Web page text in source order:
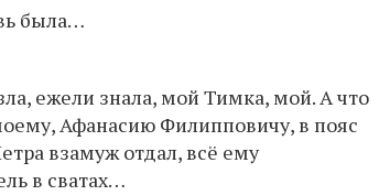
была…
ежели знала, мой Тимка, мой. А что
Афанасию Филипповичу, в пояс
взамуж отдал, всё ему
в сватах…